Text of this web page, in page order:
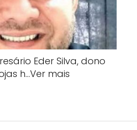
Eder Silva, dono
h…Ver mais